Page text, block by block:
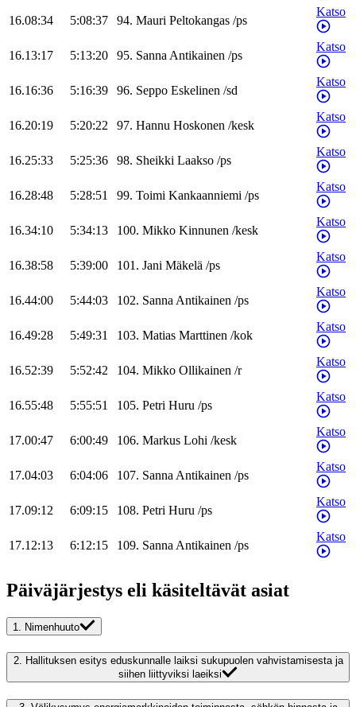
16.08:34 5:08:37 94. Mauri Peltokangas /ps
Katso
16.13:17 5:13:20 95. SannaAntikainen /ps
Katso
16.16:36 5:16:39 96. Seppo Eskelinen /sd
Katso
16.20:19 5:20:22 97. Hannu Hoskonen /kesk
Katso
16.25:33 5:25:36 98. Sheikki Laakso /ps
Katso
16.28:48 5:28:51 99. Toimi Kankaanniemi /ps
Katso
16.34:10 5:34:13 100. Mikko Kinnunen /kesk
Katso
16.38:58 5:39:00 101. Jani Mäkelä /ps
Katso
16.44:00 5:44:03 102. SannaAntikainen /ps
Katso
16.49:28 5:49:31 103. Matias Marttinen /kok
Katso
16.52:39 5:52:42 104. Mikko Ollikainen /r
Katso
16.55:48 5:55:51 105. Petri Huru /ps
Katso
17.00:47 6:00:49 106. Markus Lohi /kesk
Katso
17.04:03 6:04:06 107. SannaAntikainen /ps
Katso
17.09:12 6:09:15 108. Petri Huru /ps
Katso
17.12:13 6:12:15 109. SannaAntikainen /ps
Katso
Päiväjärjestys eli käsiteltävät asiat
1. Nimenhuuto
2. Hallituksen esitys eduskunnalle laiksi sukupuolen vahvistamisesta ja
siihen liittyviksi laeiksi